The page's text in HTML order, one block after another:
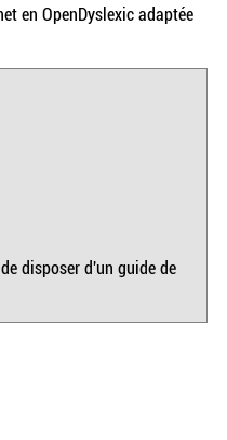
en OpenDyslexic adaptée
disposer d'un guide de